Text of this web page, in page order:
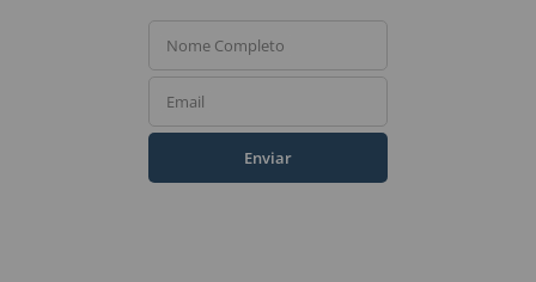
Nome Completo
Email
Enviar